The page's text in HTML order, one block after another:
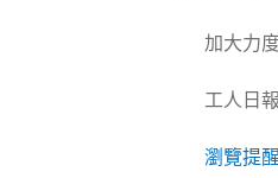
加大力
工人日
瀏覽提醒